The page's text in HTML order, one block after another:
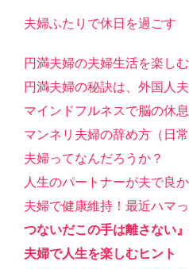
夫婦ふたりで休日を過ごす
円満夫婦の夫婦生活を楽し
円満夫婦の秘訣は、外国人
マインドフルネスで脳の休
マンネリ夫婦の辞め方（日常
夫婦ってなんだろうか？
人生のパートナーが夫で良
夫婦で健康維持！最近ハマ
つないだこの手は離さない』
夫婦で人生を楽しむヒント